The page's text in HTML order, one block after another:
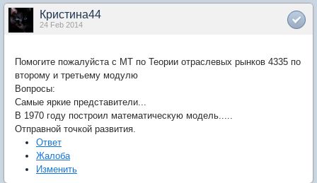
Кристина44
24 Feb 2014
Помогите пожалуйста с МТ по Теории отраслевых рынков 4335 по
второму и третьему модулю
Вопросы:
Самые яркие представители...
В 1970 году построил математическую модель.....
Отправной точкой развития.
Ответ
Жалоба
Изменить